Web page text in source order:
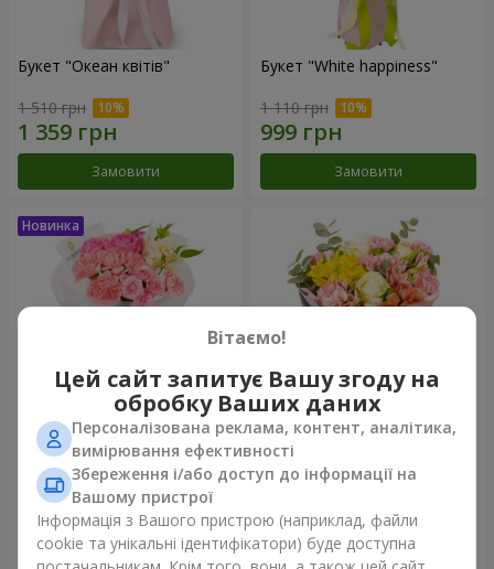
Букет "Океан квітів"
1 510 грн
Замовити
Букет "White happiness"
1 110 грн
Замовити
Букет "Рожевий зефір"
1 528 грн
Замовити
Букет "Дзінтарс"
Замовити
Вітаємо!
Цей сайт запитує Вашу згоду на
обробку Ваших даних
Персоналізована реклама, контент, аналітика,
вимірювання ефективності
Збереження і/або доступ до інформації на
Вашому пристрої
Інформація з Вашого пристрою (наприклад, файли
cookie та унікальні ідентифікатори) буде доступна